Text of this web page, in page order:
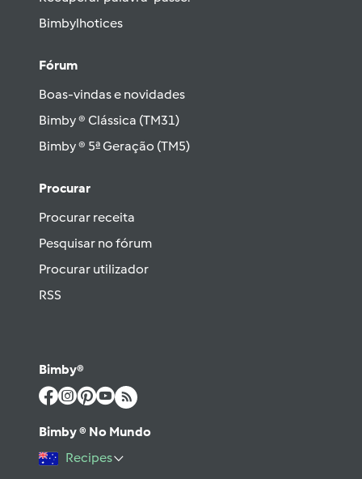
Bimbylhotices
Fórum
Boas-vindas e novidades
Bimby ® Clássica (TM31)
Bimby ® 5ª Geração (TM5)
Procurar
Procurar receita
Pesquisar no fórum
Procurar utilizador
RSS
Bimby®
Bimby ® No Mundo
Recipes